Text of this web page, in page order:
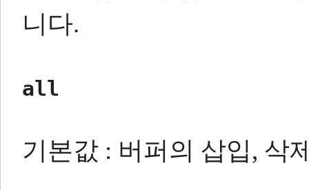
니다.
all
기본값 : 버퍼의 삽입, 삭